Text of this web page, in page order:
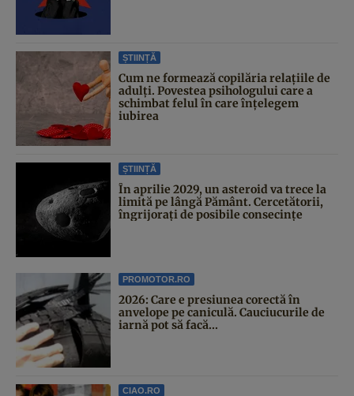
ȘTIINȚĂ
Cum ne formează copilăria relațiile de
adulți. Povestea psihologului care a
schimbat felul în care înțelegem
iubirea
ȘTIINȚĂ
În aprilie 2029, un asteroid va trece la
limită pe lângă Pământ. Cercetătorii,
îngrijorați de posibile consecințe
PROMOTOR.RO
2026: Care e presiunea corectă în
anvelope pe caniculă. Cauciucurile de
iarnă pot să facă...
CIAO.RO